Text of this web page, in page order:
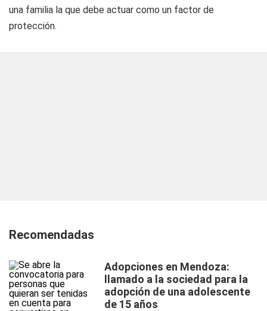
una familia la que debe actuar como un factor de
protección.
Recomendadas
Adopciones en Mendoza:
llamado a la sociedad para la
adopción de una adolescente
de 15 años